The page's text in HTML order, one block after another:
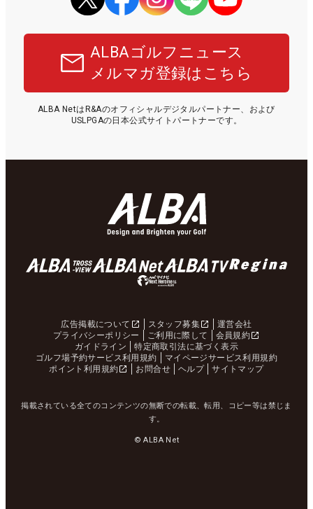
ALBAゴルフニュース
メルマガ登録はこちら
ALBA NetはR&Aのオフィシャルデジタルパートナー、および
USLPGAの日本公式サイトパートナーです。
広告掲載について スタッフ募集
運営会社
プライバシーポリシー
ご利用に際して
会員規約
ガイドライン
特定商取引法に基づく表示
ゴルフ場予約サービス利用規約
マイページサービス利用規約
ポイント利用規約
お問合せ ヘルプ サイトマップ
掲載されている全てのコンテンツの無断での転載、転用、コピー等は禁じま
す。
© ALBA Net